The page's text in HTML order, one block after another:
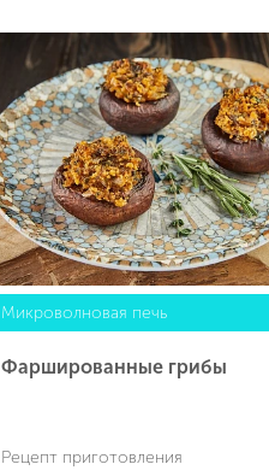
Микроволновая печь
Фаршированные грибы
Рецепт приготовления